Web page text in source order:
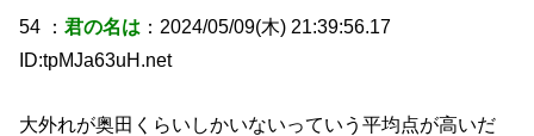
54 ：君の名は ：2024/05/09(木) 21:39:56.17
ID:tpMJa63uH.net
大外れが奥田くらいしかいないっていう平均点が高いだ